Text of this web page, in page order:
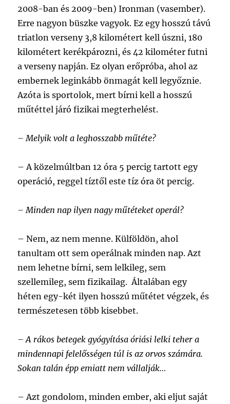
2008-ban és 2009-ben) Ironman (vasember).
Erre nagyon büszke vagyok. Ez egy hosszú távú
triatlon verseny 3,8 kilométert kell úszni, 180
kilométert kerékpározni, és 42 kilométer futni
a verseny napján. Ez olyan erőpróba, ahol az
embernek leginkább önmagát kell legyőznie.
Azóta is sportolok, mert bírni kell a hosszú
műtéttel járó fizikai megterhelést.
–Melyik volt a leghosszabb műtéte?
–A közelmúltban 12 óra 5 percig tartott egy
operáció, reggel tíztől este tíz óra öt percig.
– Minden nap ilyen nagy műtéteket operál?
–Nem, az nem menne. Külföldön, ahol
tanultam ott sem operálnak minden nap. Azt
nem lehetne bírni, sem lelkileg, sem
szellemileg, sem fizikailag. Általában egy
héten egy-két ilyen hosszú műtétet végzek, és
természetesen több kisebbet.
– A rákos betegek gyógyítása óriási lelki teher a
mindennapi felelősségen túl is az orvos számára.
Sokan talán épp emiatt nem vállalják…
–Azt gondolom, minden ember, aki eljut saját